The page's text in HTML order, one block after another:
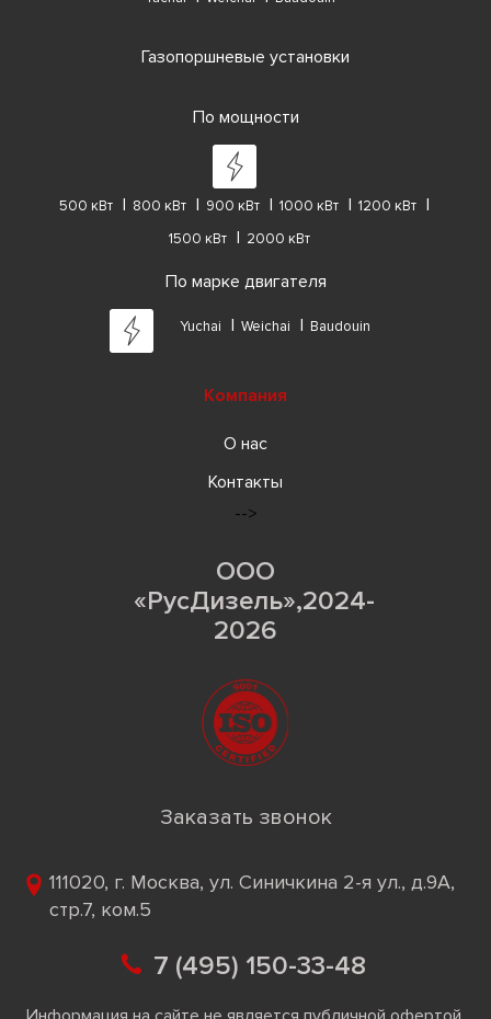
Газопоршневые установки
По мощности
500 кВт 800 кВт 900 кВт 1000 кВт
1200 кВт
1500 кВт
2000 кВт
По марке двигателя
Yuchai Weichai Baudouin
Компания
О нас
Контакты
-->
ООО
«РусДизель»,2024-
2026
Заказать звонок
111020, г. Москва, ул. Синичкина 2-я ул., д.9А,
стр.7, ком.5
7 (495) 150-33-48